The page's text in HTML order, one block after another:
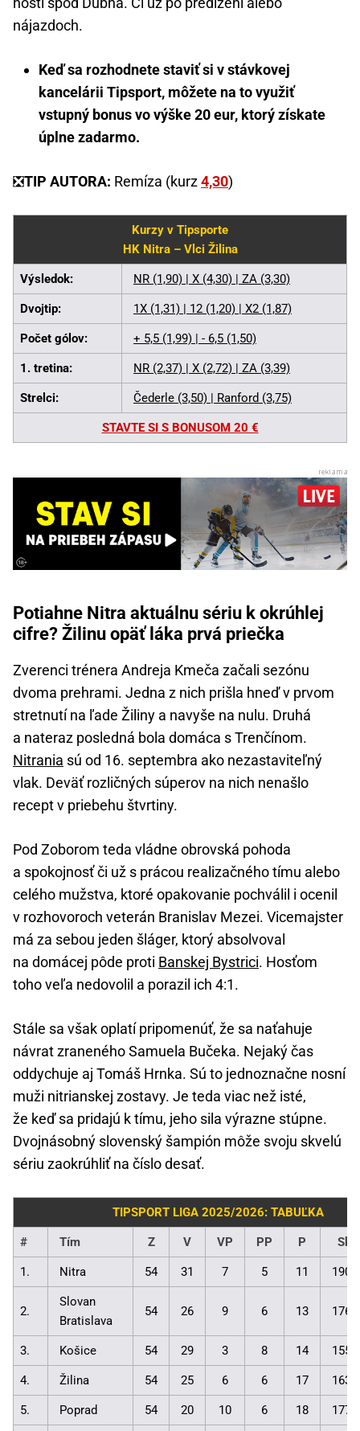
nájazdoch.
Keď sa rozhodnete staviť si v stávkovej
kancelárii Tipsport, môžete na to využiť
vstupný bonus vo výške 20 eur, ktorý získate
úplne zadarmo.
❎TIP AUTORA: Remíza (kurz4,30)
Kurzy v Tipsporte
HK Nitra – Vlci Žilina
Výsledok: NR (1,90) | X (4,30) | ZA (3,30)
Dvojtip: 1X (1,31) | 12 (1,20) | X2 (1,87)
Počet gólov: + 5,5 (1,99) | - 6,5 (1,50)
1. tretina: NR (2,37) | X (2,72) | ZA (3,39)
Strelci: Čederle (3,50) | Ranford (3,75)
STAVTE SI S BONUSOM 20 €
Potiahne Nitra aktuálnu sériu k okrúhlej
cifre? Žilinu opäť láka prvá priečka
Zverenci trénera Andreja Kmeča začali sezónu
dvoma prehrami. Jedna z nich prišla hneď v prvom
stretnutí na ľade Žiliny a navyše na nulu. Druhá
a nateraz posledná bola domáca s Trenčínom.
Nitrania sú od 16. septembra ako nezastaviteľný
vlak. Deväť rozličných súperov na nich nenašlo
recept v priebehu štvrtiny.
Pod Zoborom teda vládne obrovská pohoda
a spokojnosť či už s prácou realizačného tímu alebo
celého mužstva, ktoré opakovanie pochválil i ocenil
v rozhovoroch veterán Branislav Mezei. Vicemajster
má za sebou jeden šláger, ktorý absolvoval
na domácej pôde proti Banskej Bystrici. Hosťom
toho veľa nedovolil a porazil ich 4:1.
Stále sa však oplatí pripomenúť, že sa naťahuje
návrat zraneného Samuela Bučeka. Nejaký čas
oddychuje aj Tomáš Hrnka. Sú to jednoznačne nosní
muži nitrianskej zostavy. Je teda viac než isté,
že keď sa pridajú k tímu, jeho sila výrazne stúpne.
Dvojnásobný slovenský šampión môže svoju skvelú
sériu zaokrúhliť na číslo desať.
TIPSPORT LIGA 2025/2026: TABUĽKA
# Tím Z V VP PP P
1. Nitra 54 31 7 5 11
2.
Slovan
Bratislava
54 26 9 6 13
3. Košice 54 29 3 8 14
4. Žilina 54 25 6 6 17
5. Poprad 54 20 10 6 18